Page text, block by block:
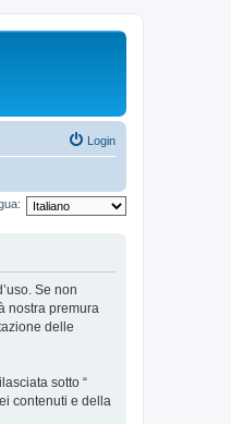
Login
Se non
nostra premura
delle
sotto “
contenuti e della